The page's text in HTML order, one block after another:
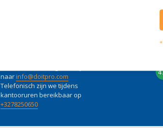
naarinfo@doitpro.com
Telefonisch zijn we tijdens
kantooruren bereikbaar op
+3278250650
4
*